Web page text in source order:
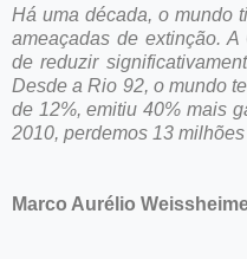
Há uma década, o mundo
ameaçadas de extinção.
de reduzir
Desde a Rio 92, o mundo
de 12%, emitiu 40% mais
2010, perdemos 13
Marco Aurélio